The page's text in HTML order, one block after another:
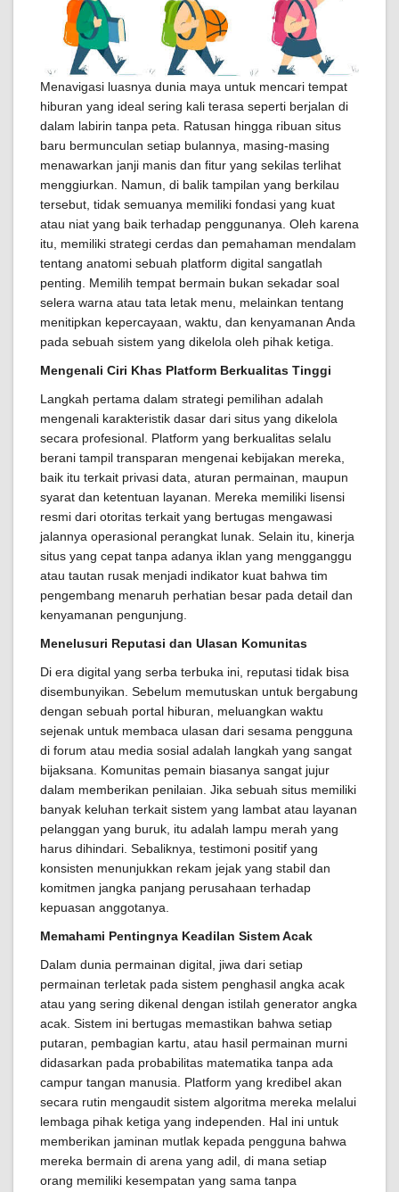
Menavigasi luasnya dunia maya untuk mencari tempat
hiburan yang ideal sering kali terasa seperti berjalan di
dalam labirin tanpa peta. Ratusan hingga ribuan situs
baru bermunculan setiap bulannya, masing-masing
menawarkan janji manis dan fitur yang sekilas terlihat
menggiurkan. Namun, di balik tampilan yang berkilau
tersebut, tidak semuanya memiliki fondasi yang kuat
atau niat yang baik terhadap penggunanya. Oleh karena
itu, memiliki strategi cerdas dan pemahaman mendalam
tentang anatomi sebuah platform digital sangatlah
penting. Memilih tempat bermain bukan sekadar soal
selera warna atau tata letak menu, melainkan tentang
menitipkan kepercayaan, waktu, dan kenyamanan Anda
pada sebuah sistem yang dikelola oleh pihak ketiga.
Mengenali Ciri Khas Platform Berkualitas Tinggi
Langkah pertama dalam strategi pemilihan adalah
mengenali karakteristik dasar dari situs yang dikelola
secara profesional. Platform yang berkualitas selalu
berani tampil transparan mengenai kebijakan mereka,
baik itu terkait privasi data, aturan permainan, maupun
syarat dan ketentuan layanan. Mereka memiliki lisensi
resmi dari otoritas terkait yang bertugas mengawasi
jalannya operasional perangkat lunak. Selain itu, kinerja
situs yang cepat tanpa adanya iklan yang mengganggu
atau tautan rusak menjadi indikator kuat bahwa tim
pengembang menaruh perhatian besar pada detail dan
kenyamanan pengunjung.
Menelusuri Reputasi dan Ulasan Komunitas
Di era digital yang serba terbuka ini, reputasi tidak bisa
disembunyikan. Sebelum memutuskan untuk bergabung
dengan sebuah portal hiburan, meluangkan waktu
sejenak untuk membaca ulasan dari sesama pengguna
di forum atau media sosial adalah langkah yang sangat
bijaksana. Komunitas pemain biasanya sangat jujur
dalam memberikan penilaian. Jika sebuah situs memiliki
banyak keluhan terkait sistem yang lambat atau layanan
pelanggan yang buruk, itu adalah lampu merah yang
harus dihindari. Sebaliknya, testimoni positif yang
konsisten menunjukkan rekam jejak yang stabil dan
komitmen jangka panjang perusahaan terhadap
kepuasan anggotanya.
Memahami Pentingnya Keadilan Sistem Acak
Dalam dunia permainan digital, jiwa dari setiap
permainan terletak pada sistem penghasil angka acak
atau yang sering dikenal dengan istilah generator angka
acak. Sistem ini bertugas memastikan bahwa setiap
putaran, pembagian kartu, atau hasil permainan murni
didasarkan pada probabilitas matematika tanpa ada
campur tangan manusia. Platform yang kredibel akan
secara rutin mengaudit sistem algoritma mereka melalui
lembaga pihak ketiga yang independen. Hal ini untuk
memberikan jaminan mutlak kepada pengguna bahwa
mereka bermain di arena yang adil, di mana setiap
orang memiliki kesempatan yang sama tanpa